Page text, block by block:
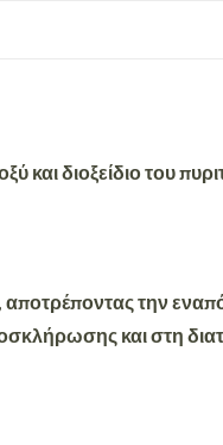
και διοξείδιο του
την
και στη